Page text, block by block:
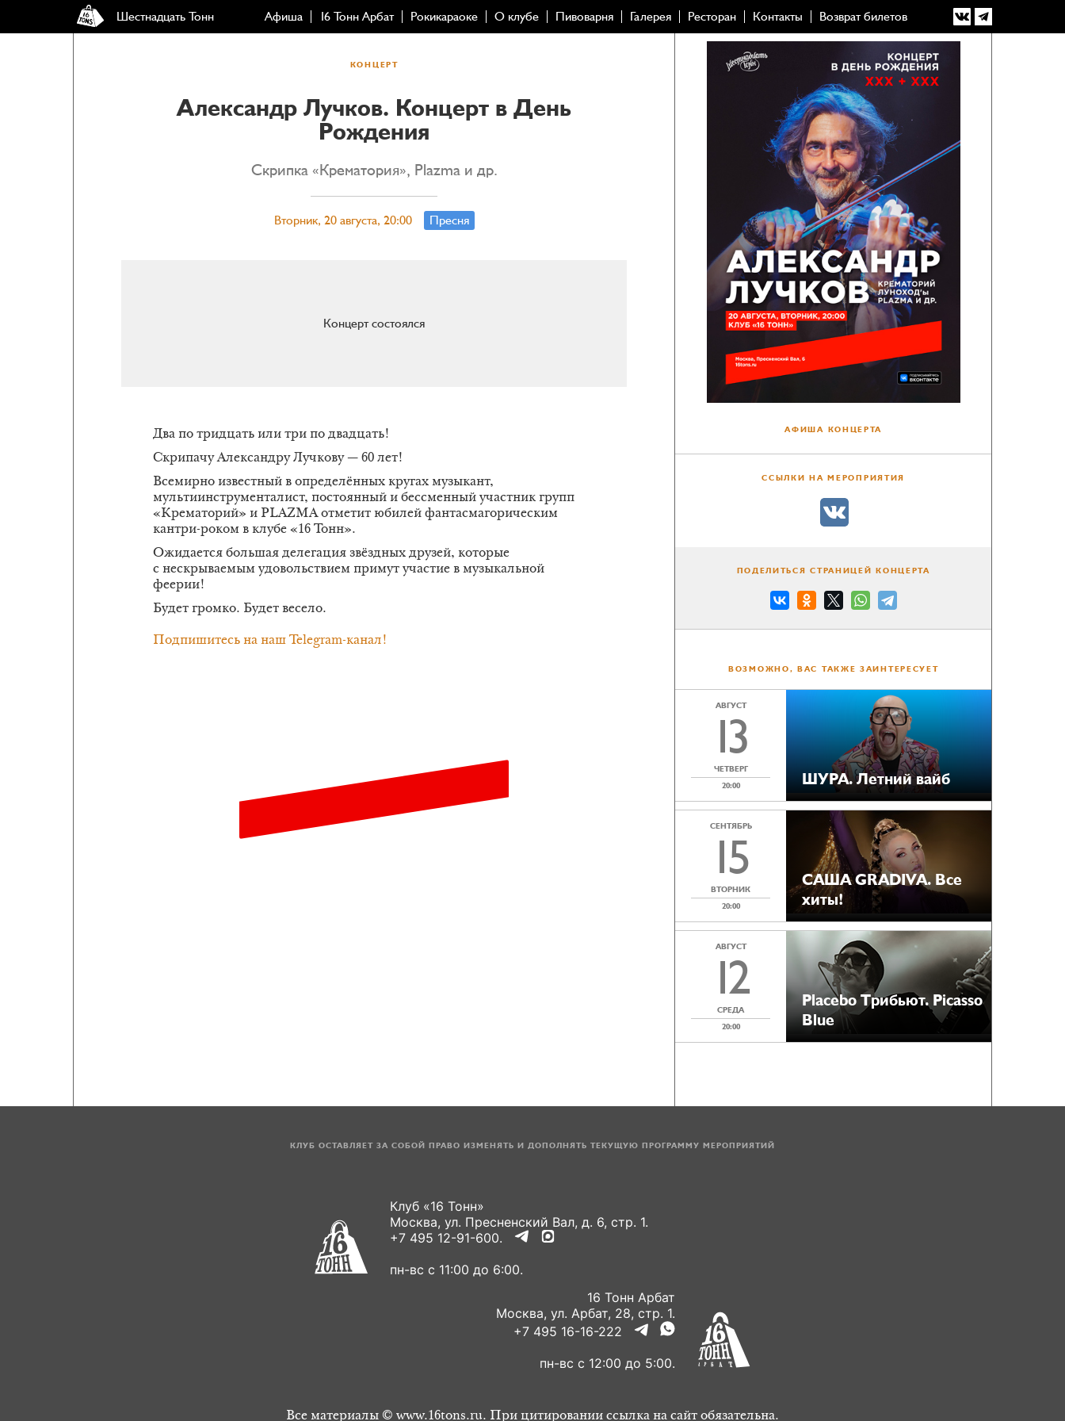
Шестнадцать Тонн Афиша 16 Тонн Арбат Рокикараоке О клубе Пивоварня Галерея Ресторан Контакты Возврат билетов
КОНЦЕРТ
Александр Лучков. Концерт в День
Рождения
Скрипка «Крематория», Plazma и др.
Вторник, 20 августа, 20:00 Пресня
Концерт состоялся
Два по тридцать или три по двадцать!
Скрипачу Александру Лучкову — 60 лет!
Всемирно известный в определённых кругах музыкант,
мультиинструменталист, постоянный и бессменный участник групп
«Крематорий» и PLAZMA отметит юбилей фантасмагорическим
кантри-роком в клубе «16 Тонн».
Ожидается большая делегация звёздных друзей, которые
с нескрываемым удовольствием примут участие в музыкальной
феерии!
Будет громко. Будет весело.
Подпишитесь на наш Telegram-канал!
АФИША КОНЦЕРТА
ССЫЛКИ НА МЕРОПРИЯТИЯ
ПОДЕЛИТЬСЯ СТРАНИЦЕЙ КОНЦЕРТА
ВОЗМОЖНО, ВАС ТАКЖЕ ЗАИНТЕРЕСУЕТ
АВГУСТ
13
ЧЕТВЕРГ
20:00
ШУРА. Летний вайб
СЕНТЯБРЬ
15
ВТОРНИК
20:00
САША GRADIVA. Все
хиты!
АВГУСТ
12
СРЕДА
20:00
Placebo Tрибьют. Picasso
Blue
КЛУБ ОСТАВЛЯЕТ ЗА СОБОЙ ПРАВО ИЗМЕНЯТЬ И ДОПОЛНЯТЬ ТЕКУЩУЮ ПРОГРАММУ МЕРОПРИЯТИЙ
Клуб «16 Тонн»
Москва, ул. Пресненский Вал, д. 6, стр. 1.
+7 495 12-91-600.
пн-вс с 11:00 до 6:00.
16 Тонн Арбат
Москва, ул. Арбат, 28, стр. 1.
+7 495 16-16-222
пн-вс с 12:00 до 5:00.
Все материалы © www.16tons.ru. При цитировании ссылка на сайт обязательна.